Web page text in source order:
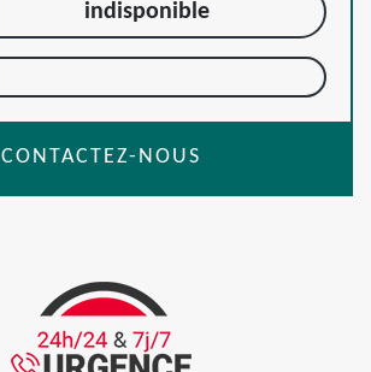
indisponible
CONTACTEZ-NOUS